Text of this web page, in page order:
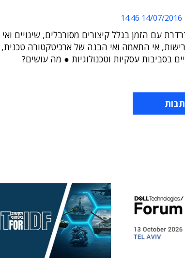
14/07/2016 14:46
עם הזמן בגלל קיצורים מסורבלים, שינויים ואי
אי התאמה ואי הבנה של ארכיטקטורה טכנית,
בסביבות עסקיות וטכנולוגיות ● מה עושים?